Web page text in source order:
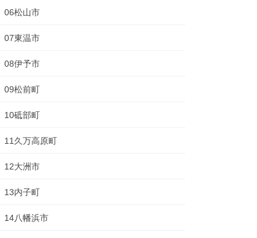
06松山市
07東温市
08伊予市
09松前町
10砥部町
11久万高原町
12大洲市
13内子町
14八幡浜市